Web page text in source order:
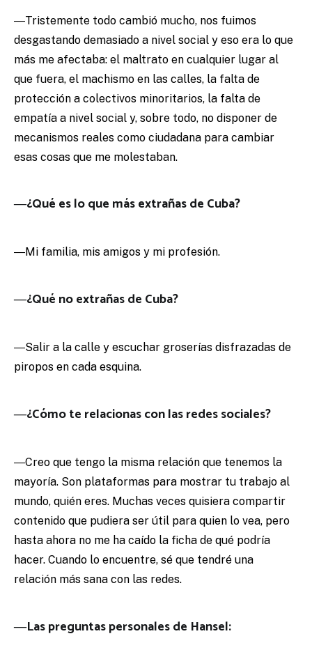
―Tristemente todo cambió mucho, nos fuimos
desgastando demasiado a nivel social y eso era lo que
más me afectaba: el maltrato en cualquier lugar al
que fuera, el machismo en las calles, la falta de
protección a colectivos minoritarios, la falta de
empatía a nivel social y, sobre todo, no disponer de
mecanismos reales como ciudadana para cambiar
esas cosas que me molestaban.
―¿Qué es lo que más extrañas de Cuba?
―Mi familia, mis amigos y mi profesión.
―¿Qué no extrañas de Cuba?
―Salir a la calle y escuchar groserías disfrazadas de
piropos en cada esquina.
―¿Cómo te relacionas con las redes sociales?
―Creo que tengo la misma relación que tenemos la
mayoría. Son plataformas para mostrar tu trabajo al
mundo, quién eres. Muchas veces quisiera compartir
contenido que pudiera ser útil para quien lo vea, pero
hasta ahora no me ha caído la ficha de qué podría
hacer. Cuando lo encuentre, sé que tendré una
relación más sana con las redes.
―Las preguntas personales de Hansel: